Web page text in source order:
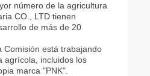
número de la agricultura
CO., LTD tienen
de más de 20
Comisión está trabajando
agrícola, incluidos los
marca "PNK".